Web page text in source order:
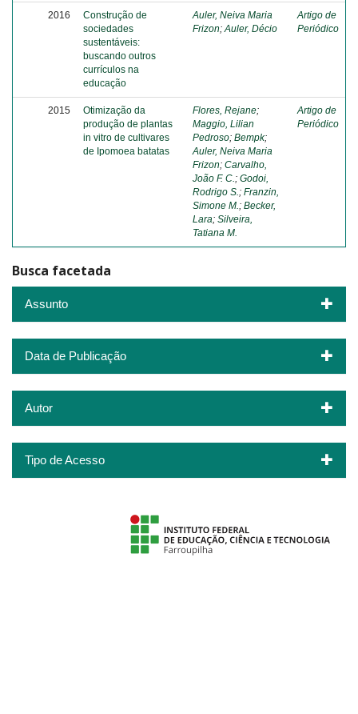
2016
Construção de
sociedades
sustentáveis:
buscando outros
currículos na
educação
Auler, Neiva Maria
Frizon;Auler, Décio
Artigo de
Periódico
2015
Otimização da
produção de plantas
in vitro de cultivares
de Ipomoea batatas
Flores, Rejane;
Maggio, Lilian
Pedroso; Bempk;
Auler, Neiva Maria
Frizon; Carvalho,
João F. C.; Godoi,
Rodrigo S.; Franzin,
Simone M.; Becker,
Lara; Silveira,
Tatiana M.
Artigo de
Periódico
Busca facetada
Assunto
Data de Publicação
Autor
Tipo de Acesso